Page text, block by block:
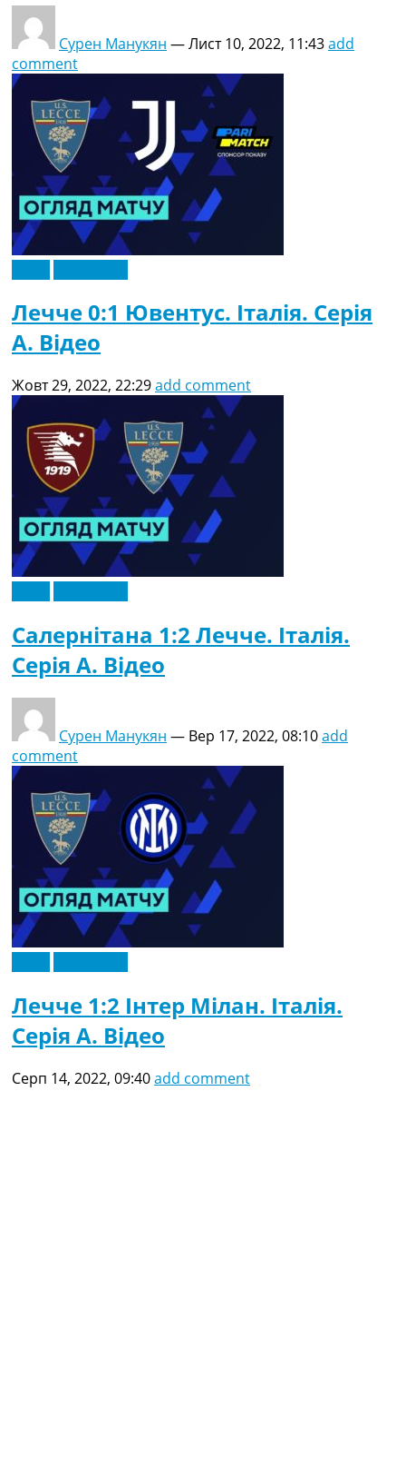
Сурен Манукян —Лист 10, 2022, 11:43add
comment
Лечче 0:1 Ювентус. Італія. Серія
A. Відео
Жовт 29, 2022, 22:29add comment
Салернітана 1:2 Лечче. Італія.
Серія A. Відео
Сурен Манукян — Вер 17, 2022, 08:10add
comment
Лечче 1:2 Інтер Мілан. Італія.
Серія A. Відео
Серп 14, 2022, 09:40add comment